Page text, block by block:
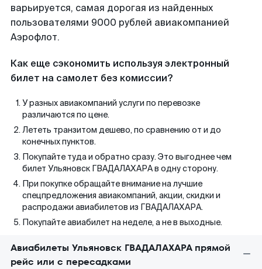
варьируется, самая дорогая из найденных
пользователями 9000 рублей авиакомпанией
Аэрофлот.
Как еще сэкономить используя электронный
билет на самолет без комиссии?
У разных авиакомпаний услуги по перевозке
различаются по цене.
Лететь транзитом дешево, по сравнению от и до
конечных пунктов.
Покупайте туда и обратно сразу. Это выгоднее чем
билет Ульяновск ГВАДАЛАХАРА в одну сторону.
При покупке обращайте внимание на лучшие
спецпредложения авиакомпаний, акции, скидки и
распродажи авиабилетов из ГВАДАЛАХАРА.
Покупайте авиабилет на неделе, а не в выходные.
Авиабилеты Ульяновск ГВАДАЛАХАРА прямой
рейс или с пересадками